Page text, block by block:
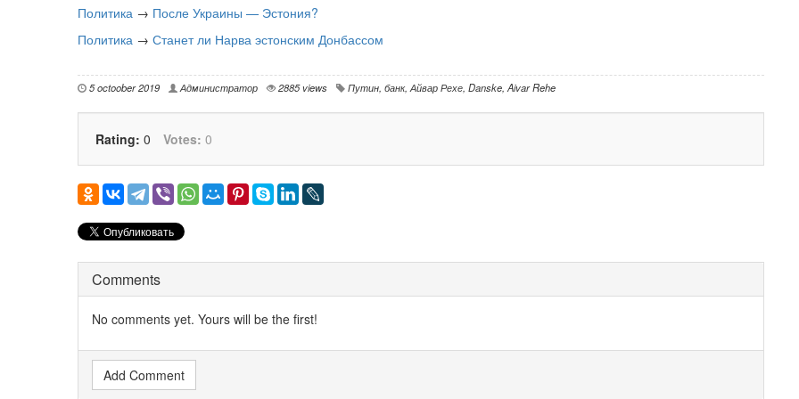
Политика → После Украины — Эстония?
Политика → Станет ли Нарва эстонским Донбассом
5 octoober 2019 Администратор 2885 views Путин, банк, Айвар Рехе, Danske, Aivar Rehe
Rating: 0 Votes: 0
Comments
No comments yet. Yours will be the first!
Add Comment